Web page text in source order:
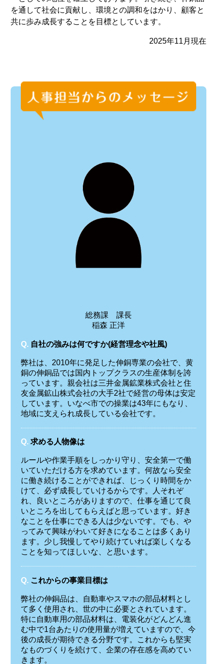
を通して社会に貢献し、環境との調和をはかり、顧客と
共に歩み成長することを目標としています。
2025年11月現在
総務課 課長
稲森 正洋
Q. 自社の強みは何ですか(経営理念や社風)
弊社は、2010年に発足した伸銅専業の会社で、黄
銅の伸銅品では国内トップクラスの生産体制を誇
っています。親会社は三井金属鉱業株式会社と住
友金属鉱山株式会社の大手2社で経営の母体は安定
しています。いなべ市での操業は43年にもなり、
地域に支えられ成長している会社です。
Q. 求める人物像は
ルールや作業手順をしっかり守り、安全第一で働
いていただける方を求めています。何故なら安全
に働き続けることができれば、じっくり時間をか
けて、必ず成長していけるからです。人それぞ
れ、良いところがありますので、仕事を通じて良
いところを出してもらえばと思っています。好き
なことを仕事にできる人は少ないです。でも、や
ってみて興味がわいて好きになることは多くあり
ます。少し我慢してやり続けていれば楽しくなる
ことを知ってほしいな、と思います。
Q. これからの事業目標は
弊社の伸銅品は、自動車やスマホの部品材料とし
て多く使用され、世の中に必要とされています。
特に自動車用の部品材料は、電装化がどんどん進
む中で1台あたりの使用量が増えていますので、今
後の成長が期待できる分野です。これからも堅実
なものづくりを続けて、企業の存在感を高めてい
きます。